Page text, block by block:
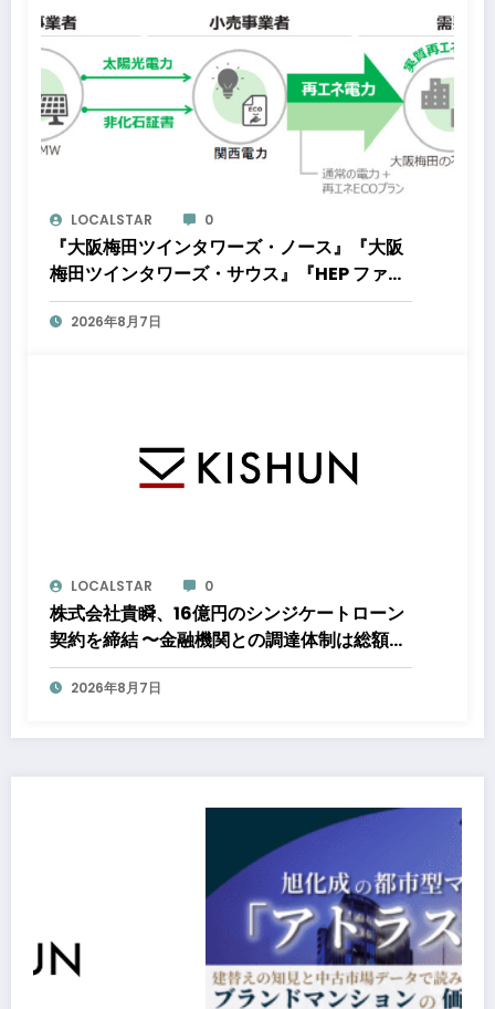
LOCALSTAR 0
『大阪梅田ツインタワーズ・ノース』『大阪
梅田ツインタワーズ・サウス』『HEP ファイ
ブ』において8月下旬から「オフサイト型コ
ーポレートPPA」による再生可能エネルギー
2026年8月7日
LOCALSTAR 0
株式会社貴瞬、16億円のシンジケートローン
契約を締結 〜金融機関との調達体制は総額約
80億円規模へ。DX・海外展開をはじめとし
た成長投資を加速～
2026年8月7日